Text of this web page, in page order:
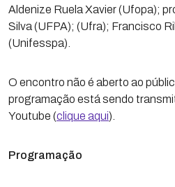
Aldenize Ruela Xavier (Ufopa);
Silva (UFPA); (Ufra); Francisco
(Unifesspa).
O encontro não é aberto ao
programação está sendo
Youtube (clique aqui).
Programação